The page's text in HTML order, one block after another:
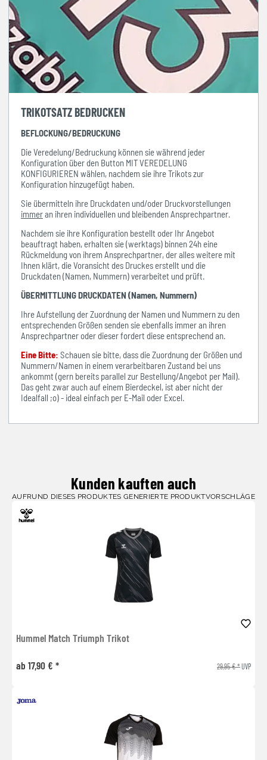
TRIKOTSATZ BEDRUCKEN
BEFLOCKUNG/BEDRUCKUNG
Die Veredelung/Bedruckung können sie während jeder
Konfiguration über den Button MIT VEREDELUNG
KONFIGURIEREN wählen, nachdem sie ihre Trikots zur
Konfiguration hinzugefügt haben.
Sie übermitteln ihre Druckdaten und/oder Druckvorstellungen
immeran ihren individuellen und bleibenden Ansprechpartner.
Nachdem sie ihre Konfiguration bestellt oder Ihr Angebot
beauftragt haben, erhalten sie (werktags) binnen 24h eine
Rückmeldung von ihrem Ansprechpartner, der alles weitere mit
Ihnen klärt, die Voransicht des Druckes erstellt und die
Druckdaten (Namen, Nummern) verarbeitet und prüft.
ÜBERMITTLUNG DRUCKDATEN (Namen, Nummern)
Ihre Aufstellung der Zuordnung der Namen und Nummern zu den
entsprechenden Größen senden sie ebenfalls immer an ihren
Ansprechpartner oder dieser fordert diese entsprechend an.
Eine Bitte: Schauen sie bitte, dass die Zuordnung der Größen und
Nummern/Namen in einem verarbeitbaren Zustand bei uns
ankommt (gern bereits parallel zur Bestellung/Angebot per Mail).
Das geht zwar auch auf einem Bierdeckel, ist aber nicht der
Idealfall ;o) - ideal einfach per E-Mail oder Excel.
Kunden kauften auch
AUFRUND DIESES PRODUKTES GENERIERTE PRODUKTVORSCHLÄGE
Hummel Match Triumph Trikot
ab 17,90 € * 29,95 € *UVP